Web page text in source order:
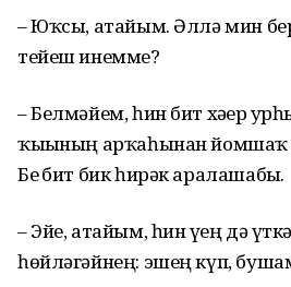
– Юҡсы, атайым. Әллә мин
тейеш инемме?
– Белмәйем, һин бит хәҙер
ҡыҙының арҡаһынан йомшаҡ
Беҙ бит бик һирәк аралашабыҙ.
– Эйе, атайым, һин үҙең дә
һөйләгәйнең: эшең күп,